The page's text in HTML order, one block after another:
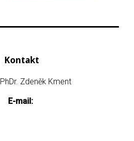
Kontakt
PhDr. Zdeněk Kment
E-mail: